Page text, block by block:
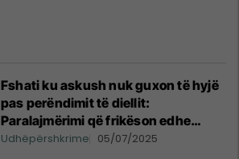
Fshati ku askush nuk guxon të hyjë
pas perëndimit të diellit:
Paralajmërimi që frikëson edhe
taksistët
Udhëpërshkrime 05/07/2025